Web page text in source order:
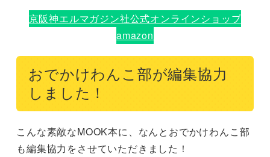
京阪神エルマガジン社公式オンラインショップ
amazon
おでかけわんこ部が編集協力
しました！
こんな素敵なMOOK本に、なんとおでかけわんこ部
も編集協力をさせていただきました！